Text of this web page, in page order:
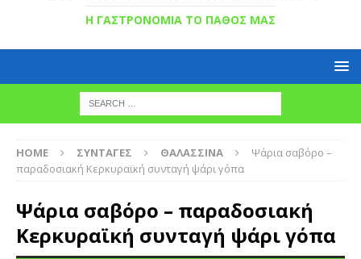
Η ΓΑΣΤΡΟΝΟΜΙΑ ΤΟ ΠΑΘΟΣ ΜΑΣ
HOME ΣΥΝΤΑΓΕΣ ΘΑΛΑΣΣΙΝΑ
Ψάρια σαβόρο –
παραδοσιακή Κερκυραϊκή συνταγή ψάρι γόπα
Ψάρια σαβόρο – παραδοσιακή
Κερκυραϊκή συνταγή ψάρι γόπα